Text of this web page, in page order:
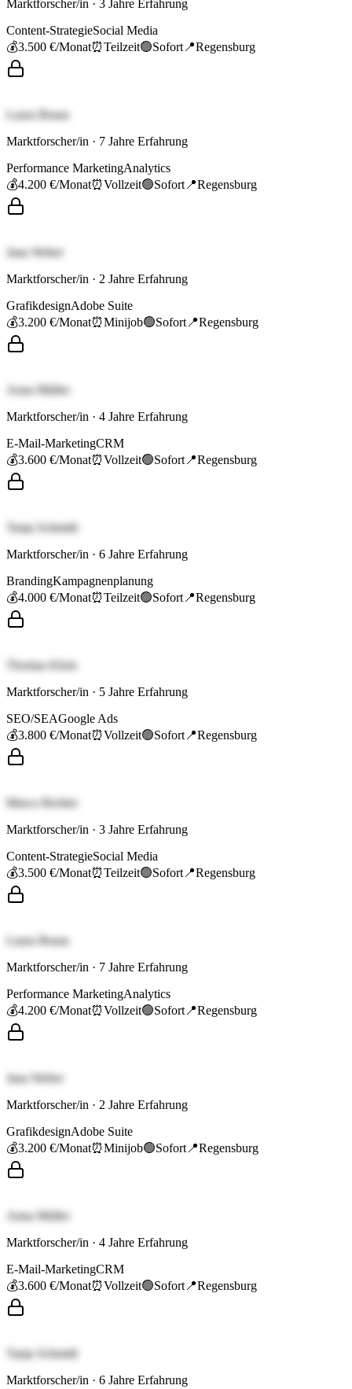
Marktforscher/in · 3 Jahre Erfahrung
Content-StrategieSocial Media
💰3.500 €/Monat⏰Teilzeit🟢Sofort 📍Regensburg
Laura Braun
Marktforscher/in · 7 Jahre Erfahrung
Performance MarketingAnalytics
💰4.200 €/Monat⏰Vollzeit🟢Sofort 📍Regensburg
Jana Weber
Marktforscher/in · 2 Jahre Erfahrung
GrafikdesignAdobe Suite
💰3.200 €/Monat⏰Minijob🟢Sofort 📍Regensburg
Anna Müller
Marktforscher/in · 4 Jahre Erfahrung
E-Mail-MarketingCRM
💰3.600 €/Monat⏰Vollzeit🟢Sofort 📍Regensburg
Tanja Schmidt
Marktforscher/in · 6 Jahre Erfahrung
BrandingKampagnenplanung
💰4.000 €/Monat⏰Teilzeit🟢Sofort 📍Regensburg
Thomas Klein
Marktforscher/in · 5 Jahre Erfahrung
SEO/SEAGoogle Ads
💰3.800 €/Monat⏰Vollzeit🟢Sofort 📍Regensburg
Marco Richter
Marktforscher/in · 3 Jahre Erfahrung
Content-StrategieSocial Media
💰3.500 €/Monat⏰Teilzeit🟢Sofort 📍Regensburg
Laura Braun
Marktforscher/in · 7 Jahre Erfahrung
Performance MarketingAnalytics
💰4.200 €/Monat⏰Vollzeit🟢Sofort 📍Regensburg
Jana Weber
Marktforscher/in · 2 Jahre Erfahrung
GrafikdesignAdobe Suite
💰3.200 €/Monat⏰Minijob🟢Sofort 📍Regensburg
Anna Müller
Marktforscher/in · 4 Jahre Erfahrung
E-Mail-MarketingCRM
💰3.600 €/Monat⏰Vollzeit🟢Sofort 📍Regensburg
Tanja Schmidt
Marktforscher/in · 6 Jahre Erfahrung